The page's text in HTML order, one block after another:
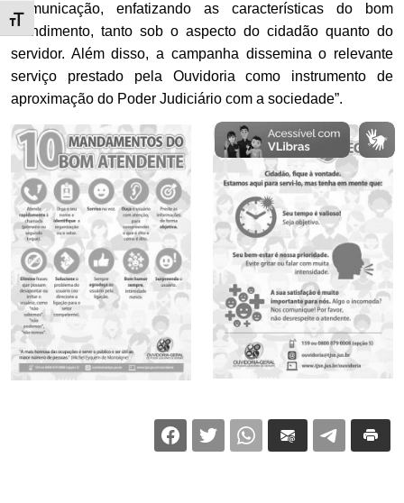
Alternar tamanho da fonte
Comunicação, enfatizando as características do bom
atendimento, tanto sob o aspecto do cidadão quanto do
servidor. Além disso, a campanha dissemina o relevante
serviço prestado pela Ouvidoria como instrumento de
aproximação do Poder Judiciário com a sociedade”.